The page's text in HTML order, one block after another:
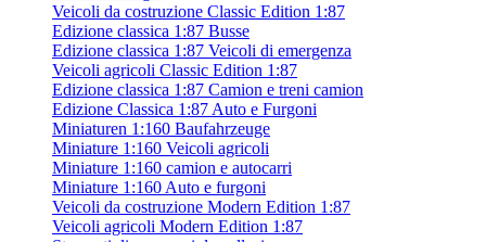
Veicoli da costruzione Classic Edition 1:87
Edizione classica 1:87 Busse
Edizione classica 1:87 Veicoli di emergenza
Veicoli agricoli Classic Edition 1:87
Edizione classica 1:87 Camion e treni camion
Edizione Classica 1:87 Auto e Furgoni
Miniaturen 1:160 Baufahrzeuge
Miniature 1:160 Veicoli agricoli
Miniature 1:160 camion e autocarri
Miniature 1:160 Auto e furgoni
Veicoli da costruzione Modern Edition 1:87
Veicoli agricoli Modern Edition 1:87